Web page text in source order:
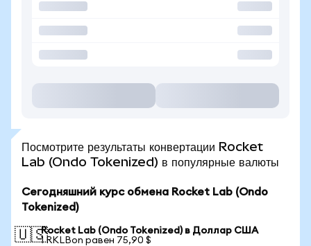
Посмотрите результаты конвертации Rocket
Lab (Ondo Tokenized) в популярные валюты
Сегодняшний курс обмена Rocket Lab (Ondo
Tokenized)
🇺🇸Rocket Lab (Ondo Tokenized) в Доллар США
1 RKLBon равен 75,90 $